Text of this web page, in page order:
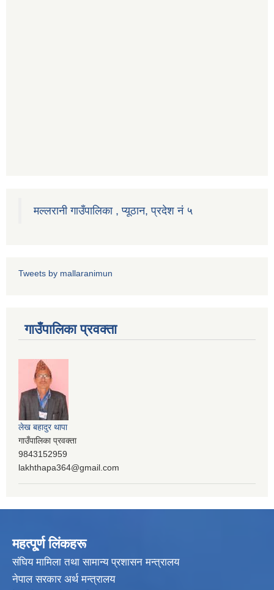
मल्लरानी गाउँपालिका , प्यूठान, प्रदेश नं ५
Tweets by mallaranimun
गाउँपालिका प्रवक्ता
लेख बहादुर थापा
गाउँपालिका प्रवक्ता
9843152959
lakhthapa364@gmail.com
महत्पू्र्ण लिंकहरू
संघिय मामिला तथा सामान्य प्रशासन मन्त्रालय
नेपाल सरकार अर्थ मन्त्रालय